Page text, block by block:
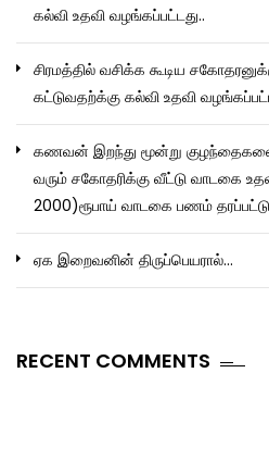
கல்வி உதவி வழங்கப்பட்டது..
சிரமத்தில் வசிக்க கூடிய
கட்டுவதற்க்கு கல்வி உதவி
கணவன் இறந்து மூன்று
வரும் சகோதரிக்கு வீட்டு வாடகை
2000)ரூபாய் வாடகை பணம்
ஏக இறைவனின் திருப்பெயரால்…
RECENT COMMENTS